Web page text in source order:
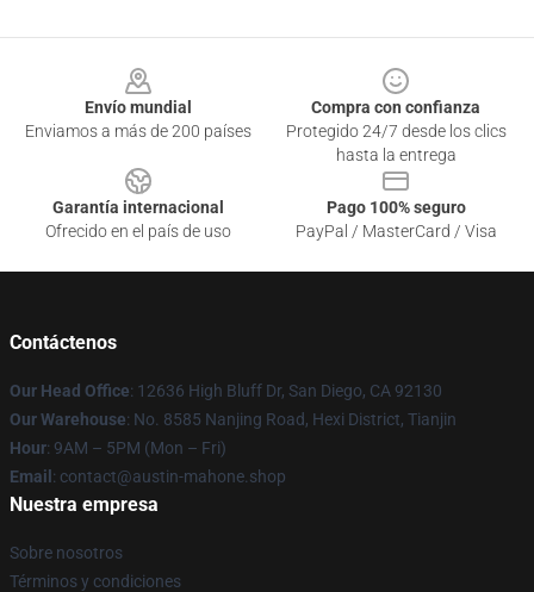
Envío mundial
Enviamos a más de 200 países
Compra con confianza
Protegido 24/7 desde los clics
hasta la entrega
Garantía internacional
Ofrecido en el país de uso
Pago 100% seguro
PayPal / MasterCard / Visa
Contáctenos
Our Head Office: 12636 High Bluff Dr, San Diego, CA 92130
Our Warehouse: No. 8585 Nanjing Road, Hexi District, Tianjin
Hour: 9AM – 5PM (Mon – Fri)
Email : contact@austin-mahone.shop
Nuestra empresa
Sobre nosotros
Términos y condiciones